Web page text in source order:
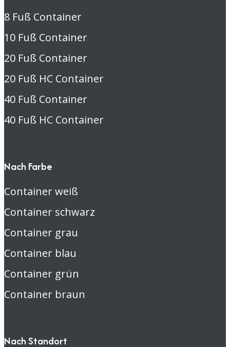
8 Fuß Container
10 Fuß Container
20 Fuß Container
20 Fuß HC Container
40 Fuß Container
40 Fuß HC Container
Nach Farbe
Container weiß
Container schwarz
Container grau
Container blau
Container grün
Container braun
Nach Standort